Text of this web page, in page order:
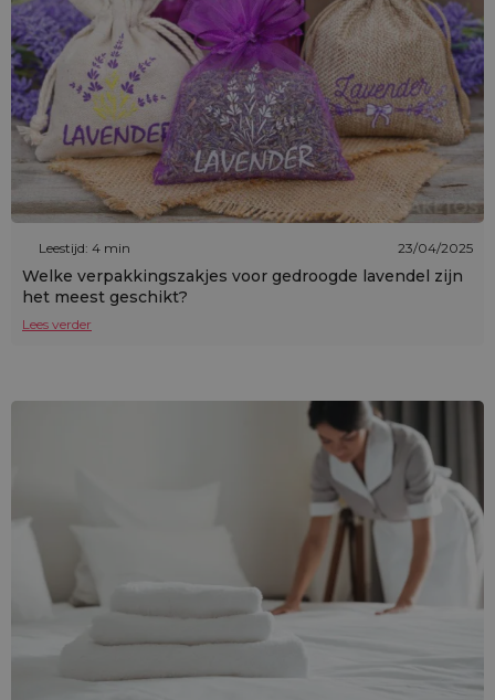
Leestijd: 4 min 23/04/2025
Welke verpakkingszakjes voor gedroogde lavendel zijn
het meest geschikt?
Lees verder